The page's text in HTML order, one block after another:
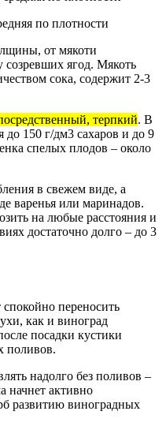
по плотности
от мякоти
созревших ягод. Мякоть
сока, содержит 2-3
терпкий. В
до 150 г/дм3 сахаров и до 9
спелых плодов – около
в свежем виде, а
варенья или маринадов.
на любые расстояния и
достаточно долго – до 3
переносить
как и виноград
посадки кустики
поливов.
надолго без поливов –
начнет активно
развитию виноградных